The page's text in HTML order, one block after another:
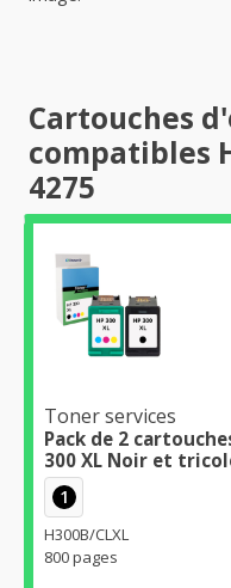
Cartouches
compatibles
4275
Toner services
Pack de 2
300 XL Noir et
1
H300B/CLXL
800 pages